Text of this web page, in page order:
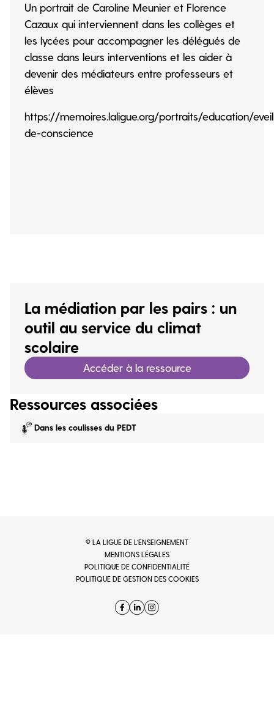
Un portrait de Caroline Meunier et Florence
Cazaux qui interviennent dans les collèges et
les lycées pour accompagner les délégués de
classe dans leurs interventions et les aider à
devenir des médiateurs entre professeurs et
élèves
https://memoires.laligue.org/portraits/education/
de-conscience
La médiation par les pairs : un
outil au service du climat
scolaire
Accéder à la ressource
Ressources associées
Dans les coulisses du PEDT
© LA LIGUE DE L’ENSEIGNEMENT
MENTIONS LÉGALES
POLITIQUE DE CONFIDENTIALITÉ
POLITIQUE DE GESTION DES COOKIES